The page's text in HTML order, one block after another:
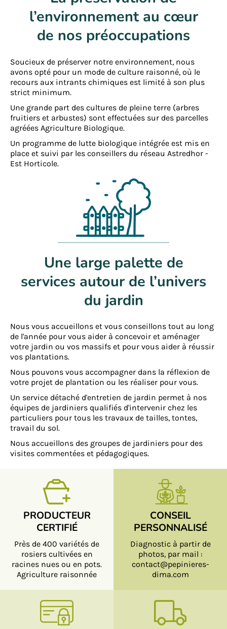
l’environnement au cœur
de nos préoccupations
Soucieux de préserver notre environnement, nous
avons opté pour un mode de culture raisonné, où le
recours aux intrants chimiques est limité à son plus
strict minimum.
Une grande part des cultures de pleine terre (arbres
fruitiers et arbustes) sont effectuées sur des parcelles
agréées Agriculture Biologique.
Un programme de lutte biologique intégrée est mis en
place et suivi par les conseillers du réseau Astredhor -
Est Horticole.
Une large palette de
services autour de l’univers
du jardin
Nous vous accueillons et vous conseillons tout au long
de l'année pour vous aider à concevoir et aménager
votre jardin ou vos massifs et pour vous aider à réussir
vos plantations.
Nous pouvons vous accompagner dans la réflexion de
votre projet de plantation ou les réaliser pour vous.
Un service détaché d'entretien de jardin permet à nos
équipes de jardiniers qualifiés d'intervenir chez les
particuliers pour tous les travaux de tailles, tontes,
travail du sol.
Nous accueillons des groupes de jardiniers pour des
visites commentées et pédagogiques.
PRODUCTEUR
CERTIFIÉ
Près de 400 variétés de
rosiers cultivées en
racines nues ou en pots.
Agriculture raisonnée
CONSEIL
PERSONNALISÉ
Diagnostic à partir de
photos, par mail :
contact@pepinieres-
dima.com